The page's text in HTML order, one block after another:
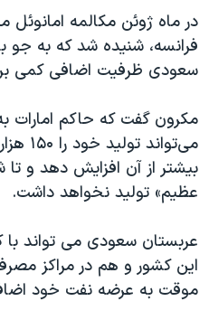
در ماه ژوئن مکالمه
فرانسه، شنیده شد که به جو
سعودی ظرفیت اضافی کمی
مکرون گفت که حاکم امارات
بیشتر از آن افزایش دهد و
عظیم» تولید نخواهد داشت.
عربستان سعودی می تواند
این کشور و هم در مراکز
موقت به عرضه نفت خود